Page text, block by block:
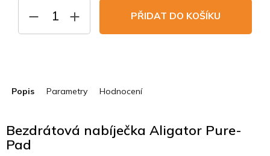
PŘIDAT DO KOŠÍKU
Popis Parametry Hodnocení
Bezdrátová nabíječka Aligator Pure-
Pad